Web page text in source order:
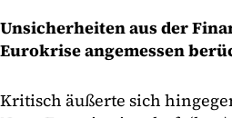
Unsicherheiten aus der
Eurokrise angemessen
Kritisch äußerte sich